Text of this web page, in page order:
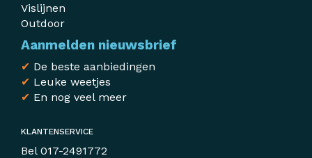
Vislijnen
Outdoor
Aanmelden nieuwsbrief
✔ De beste aanbiedingen
✔ Leuke weetjes
✔ En nog veel meer
KLANTENSERVICE
Bel 017-2491772